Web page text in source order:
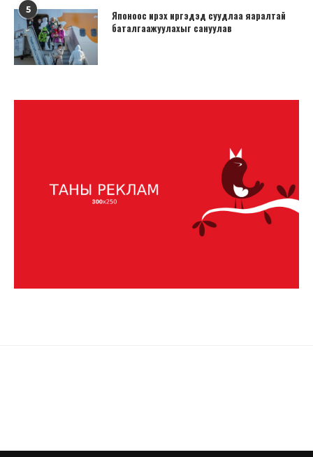
5
Японоос ирэх иргэдэд суудлаа яаралтай
баталгаажуулахыг сануулав